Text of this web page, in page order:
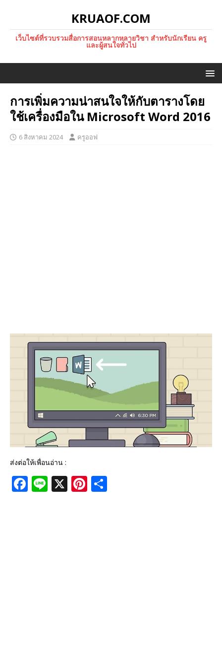
KRUAOF.COM
เว็บไซต์ที่รวบรวมสื่อการสอนหลากหลายวิชา สำหรับนักเรียน ครู
และผู้สนใจทั่วไป
การเพิ่มความน่าสนใจให้กับตารางโดย
ใช้เครื่องมือใน Microsoft Word 2016
6 สิงหาคม 2024 ครูออฟ
ส่งต่อให้เพื่อนอ่าน :
F Li X Pi